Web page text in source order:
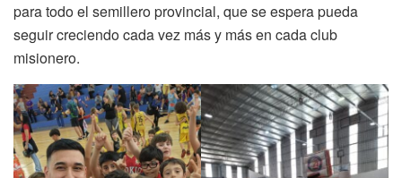
para todo el semillero provincial, que se espera pueda
seguir creciendo cada vez más y más en cada club
misionero.